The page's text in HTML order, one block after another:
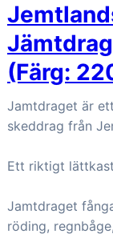
(Färg:
Jamtdraget är
skeddrag från
Ett riktigt
Jamtdraget
röding,